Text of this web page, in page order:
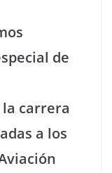
de
carrera
a los